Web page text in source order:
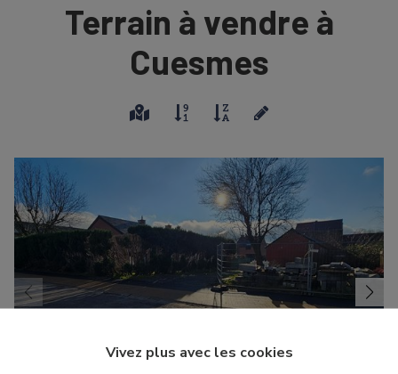
Vivez plus avec les cookies
Terrain à vendre à
Cuesmes